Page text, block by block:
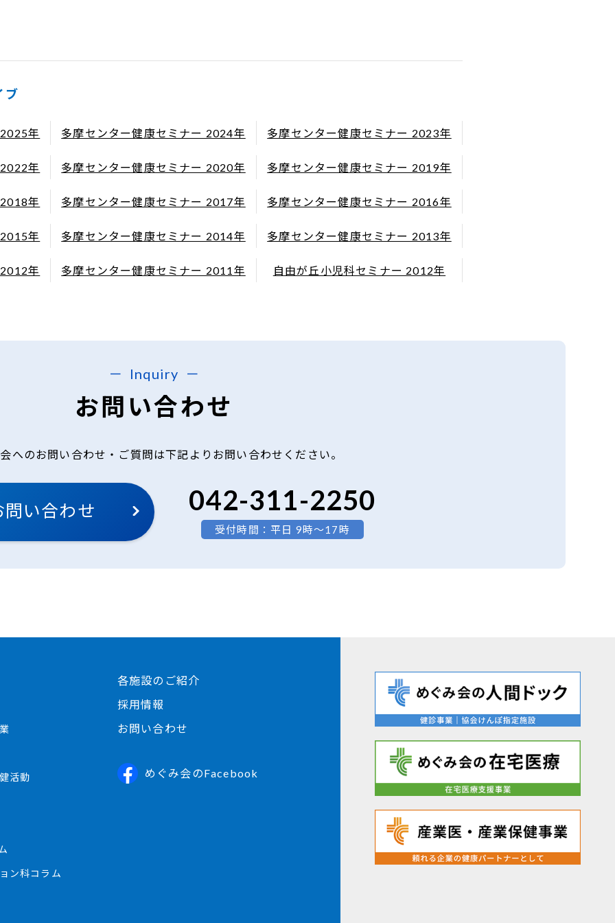
ブ
年 多摩センター健康セミナー 2024年 多摩センター健康セミナー 2023年
年 多摩センター健康セミナー 2020年 多摩センター健康セミナー 2019年
年 多摩センター健康セミナー 2017年 多摩センター健康セミナー 2016年
年 多摩センター健康セミナー 2014年 多摩センター健康セミナー 2013年
年 多摩センター健康セミナー 2011年 自由が丘小児科セミナー 2012年
Inquiry
お問い合わせ
へのお問い合わせ・ご質問は下記よりお問い合わせください。
問い合わせ 042-311-2250
受付時間：平日 9時～17時
活動
ン科コラム
各施設のご紹介
採用情報
お問い合わせ
めぐみ会のFacebook